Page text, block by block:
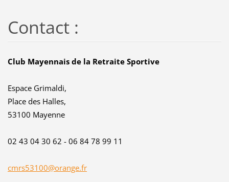
Contact :
Club Mayennais de la Retraite Sportive
Espace Grimaldi,
Place des Halles,
53100 Mayenne
02 43 04 30 62 - 06 84 78 99 11
cmrs53100@orange.fr